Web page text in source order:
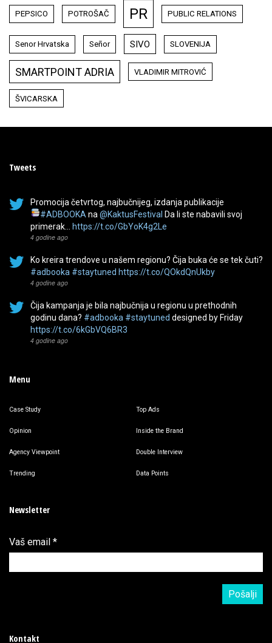
PEPSICO POTROŠAČ PR PUBLIC RELATIONS
Senor Hrvatska Señor SIVO SLOVENIJA
SMARTPOINT ADRIA VLADIMIR MITROVIĆ
ŠVICARSKA
Tweets
Promocija četvrtog, najbučnijeg, izdanja publikacije
#ADBOOKA na @KaktusFestival Da li ste nabavili svoj
primerak…
https://t.co/GbYoK4g2Le
4 godine ago
Ko kreira trendove u našem regionu? Čija buka će se tek čuti?
#adbooka #staytuned https://t.co/QOkdQnUkby
4 godine ago
Čija kampanja je bila najbučnija u regionu u prethodnih
godinu dana? #adbooka #staytuned designed by Friday
https://t.co/6kGbVQ6BR3
4 godine ago
Menu
Case Study Top Ads
Opinion Inside the Brand
Agency Viewpoint Double Interview
Trending Data Points
Newsletter
Vaš email *
Kontakt